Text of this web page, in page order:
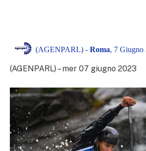
(AGENPARL) - Roma, 7 Giugno
(AGENPARL) – mer 07 giugno 2023